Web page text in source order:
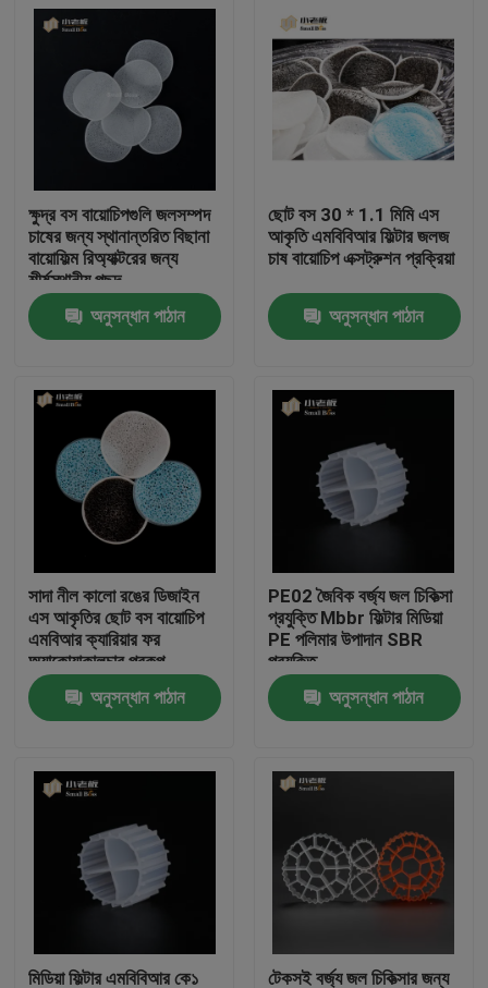
আমাদের সম্পর্কে
মান নিয়ন্ত্রণ
আমাদের সাথে যোগাযোগ করুন
ব্লগ
উদ্ধৃতির জন্য আবেদন
এমবিবিআর ফিল্টার মিডিয়া
এমবিবিআর বায়ো মিডিয়া
ক্ষুদ্র বস বায়োচিপগুলি জলসম্পদ
চাষের জন্য স্থানান্তরিত বিছানা
বায়োফিল্ম রিঅ্যাক্টরের জন্য
শীর্ষস্থানীয় পছন্দ
অনুসন্ধান পাঠান
ছোট বস 30 * 1.1 মিমি এস
আকৃতি এমবিবিআর ফিল্টার জলজ
চাষ বায়োচিপ এক্সট্রুশন প্রক্রিয়া
অনুসন্ধান পাঠান
সাদা নীল কালো রঙের ডিজাইন
এস আকৃতির ছোট বস বায়োচিপ
এমবিআর ক্যারিয়ার ফর
অ্যাকোয়াকালচার প্রকল্প
অনুসন্ধান পাঠান
PE02 জৈবিক বর্জ্য জল চিকিত্সা
প্রযুক্তি Mbbr ফিল্টার মিডিয়া
PE পলিমার উপাদান SBR
প্রযুক্তি
অনুসন্ধান পাঠান
মিডিয়া ফিল্টার এমবিবিআর কে১ টেকসই বর্জ্য জল চিকিত্সার জন্য